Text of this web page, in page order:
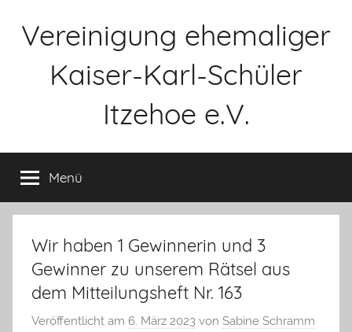
InhaltVereinigung ehemaliger
Kaiser-Karl-Schüler
Itzehoe e.V.
Menü
Wir haben 1 Gewinnerin und 3
Gewinner zu unserem Rätsel aus
dem Mitteilungsheft Nr. 163
Veröffentlicht am 6. März 2023 von Sabine Schramm